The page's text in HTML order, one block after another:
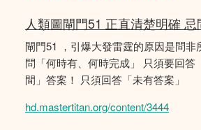
人類圖閘門51 正直清楚明確
閘門51 ，引爆大發雷霆的原因是問非
問「何時有、何時完成」 只須要回答
間」答案！ 只須回答「未有答案」
hd.mastertitan.org/content/3444